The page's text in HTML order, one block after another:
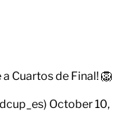
Cuartos de Final! 🦁
October 10,